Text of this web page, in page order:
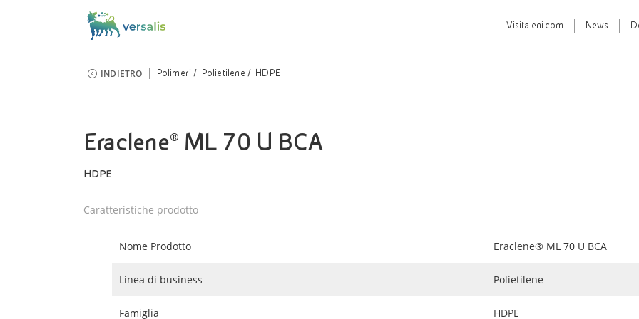
Visita eni.com News
INDIETRO Polimeri Polietilene HDPE
Eraclene® ML 70 U BCA
HDPE
Caratteristiche prodotto
Nome Prodotto Eraclene® ML 70 U BCA
Linea di business Polietilene
Famiglia HDPE